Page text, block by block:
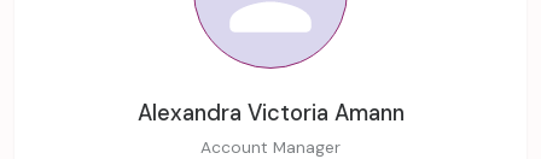
Alexandra Victoria Amann
Account Manager